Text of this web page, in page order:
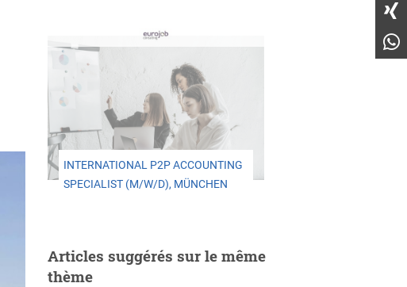
INTERNATIONAL P2P ACCOUNTING
SPECIALIST (M/W/D), MÜNCHEN
Articles suggérés sur le même
thème